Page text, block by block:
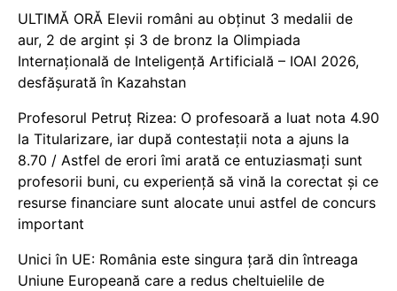
ULTIMĂ ORĂ Elevii români au obținut 3 medalii de
aur, 2 de argint și 3 de bronz la Olimpiada
Internațională de Inteligență Artificială – IOAI 2026,
desfășurată în Kazahstan
Profesorul Petruț Rizea: O profesoară a luat nota 4.90
la Titularizare, iar după contestații nota a ajuns la
8.70 / Astfel de erori îmi arată ce entuziasmați sunt
profesorii buni, cu experiență să vină la corectat și ce
resurse financiare sunt alocate unui astfel de concurs
important
Unici în UE: România este singura țară din întreaga
Uniune Europeană care a redus cheltuielile de